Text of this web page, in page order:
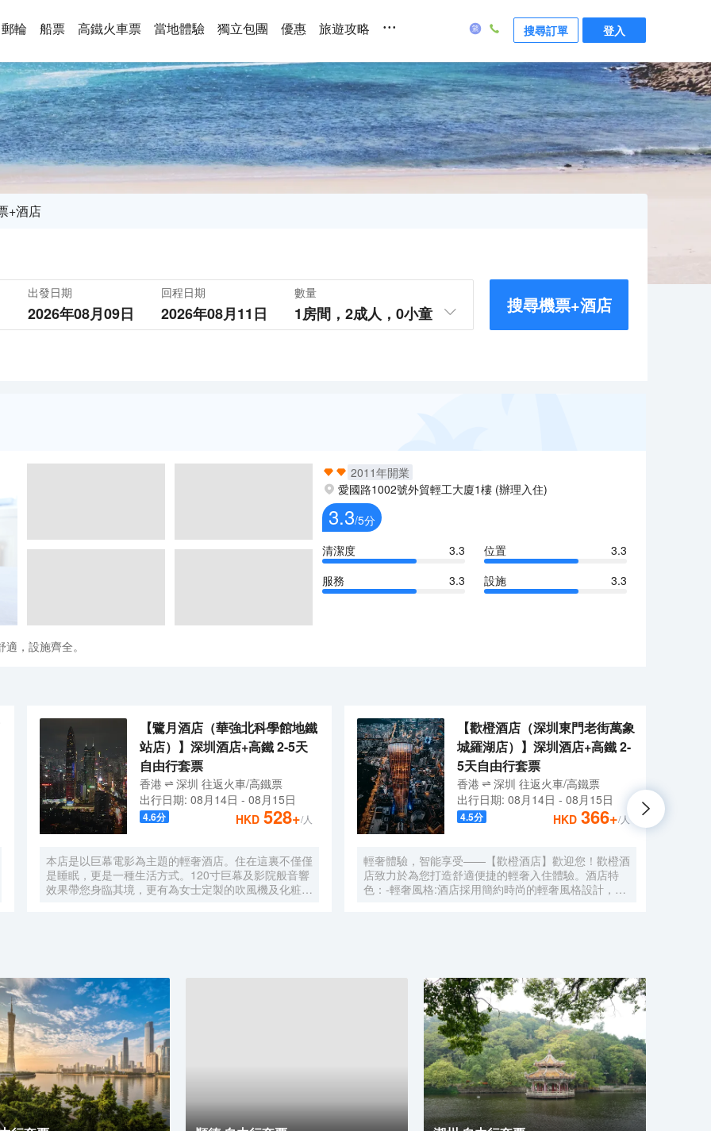
郵輪 船票 高鐵火車票 當地體驗 獨立包團 優惠 旅遊攻略 ... 搜尋訂單 登入
+酒店
出發日期
2026年08月09日
回程日期
2026年08月11日
數量
1房間， 2成人， 0小童 搜尋機票+酒店
2011年開業
愛國路1002號外貿輕工大廈1樓 (辦理入住)
3.3/5分
清潔度
3.3 位置
3.3
服務
3.3 設施 3.3
，設施齊全。
【鷺月酒店（華強北科學館地鐵
站店）】深圳酒店+高鐵 2-5天
自由行套票
香港 深圳 往返火車/高鐵票
出行日期: 08月14日 - 08月15日
4.6分 HKD 528+/人
本店是以巨幕電影為主題的輕奢酒店。住在這裏不僅僅
是睡眠，更是一種生活方式。120寸巨幕及影院般音響
效果帶您身臨其境，更有為女士定製的吹風機及化粧
【歡橙酒店（深圳東門老街萬象
城羅湖店）】深圳酒店+高鐵 2-
5天自由行套票
香港 深圳 往返火車/高鐵票
出行日期: 08月14日 - 08月15日
4.5分 HKD 366+/人
輕奢體驗，智能享受——【歡橙酒店】歡迎您！歡橙酒
店致力於為您打造舒適便捷的輕奢入住體驗。酒店特
色：-輕奢風格:酒店採用簡約時尚的輕奢風格設計，注
影院，享受震撼視聽盛宴。-貼心服務:酒店設有洗衣
房，並提供烘乾服務，解決您的洗衣煩惱，讓旅途更加
輕鬆自在。歡橙酒店是您商務出行、休閒度假的理想之
選。期待您的光臨！温馨提示，圖片僅供參考，無法涵
蓋所有房型，詳細的實物照片請諮詢酒店。